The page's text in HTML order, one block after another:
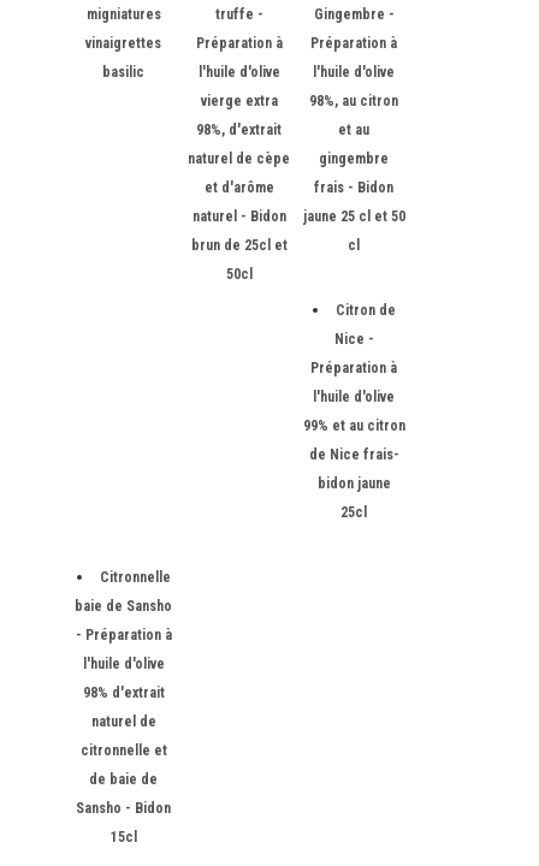
migniatures
vinaigrettes
basilic
truffe -
Préparation à
l'huile d'olive
vierge extra
98%, d'extrait
naturel de cèpe
et d'arôme
naturel - Bidon
brun de 25cl et
50cl
Gingembre -
Préparation à
l'huile d'olive
98%, au citron
et au
gingembre
frais - Bidon
jaune 25 cl et 50
cl
Citron de
Nice -
Préparation à
l'huile d'olive
99% et au citron
de Nice frais-
bidon jaune
25cl
Citronnelle
baie de Sansho
- Préparation à
l'huile d'olive
98% d'extrait
naturel de
citronnelle et
de baie de
Sansho - Bidon
15cl